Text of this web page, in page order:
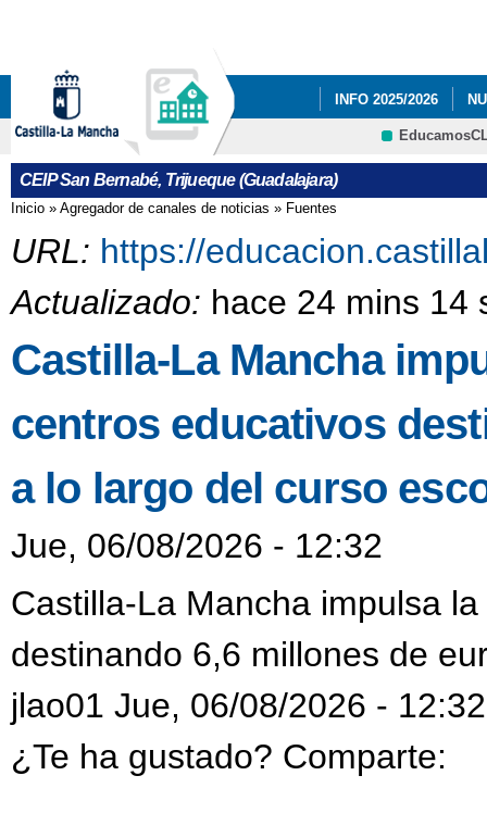
INFO 2025/2026
NUESTRAS FOTOS.
PLAN DE
RESULTADO DE LAS
CEIP San Bernabé, Trijueque (Guadalajara)
Se encuentra usted aquí
Inicio » Agregador de canales de noticias » Fuentes
URL: https://
Actualizado: hace 24 mins 14
Castilla-La Mancha
centros educativos
a lo largo del curso
Jue, 06/08/2026 - 12:32
Castilla-La Mancha impulsa
destinando 6,6 millones de
jlao01 Jue, 06/08/2026 - 12:32
¿Te ha gustado? Comparte: